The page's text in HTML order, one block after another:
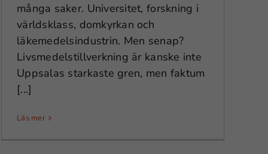
många saker. Universitet, forskning i
världsklass, domkyrkan och
läkemedelsindustrin. Men senap?
Livsmedelstillverkning är kanske inte
Uppsalas starkaste gren, men faktum
[...]
Läs mer